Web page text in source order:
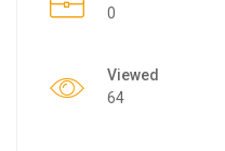
0
Viewed
64